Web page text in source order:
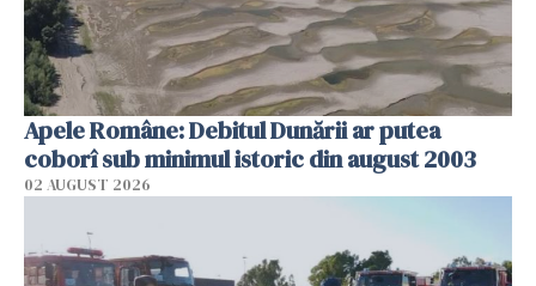
Apele Române: Debitul Dunării ar putea
coborî sub minimul istoric din august 2003
02 AUGUST 2026